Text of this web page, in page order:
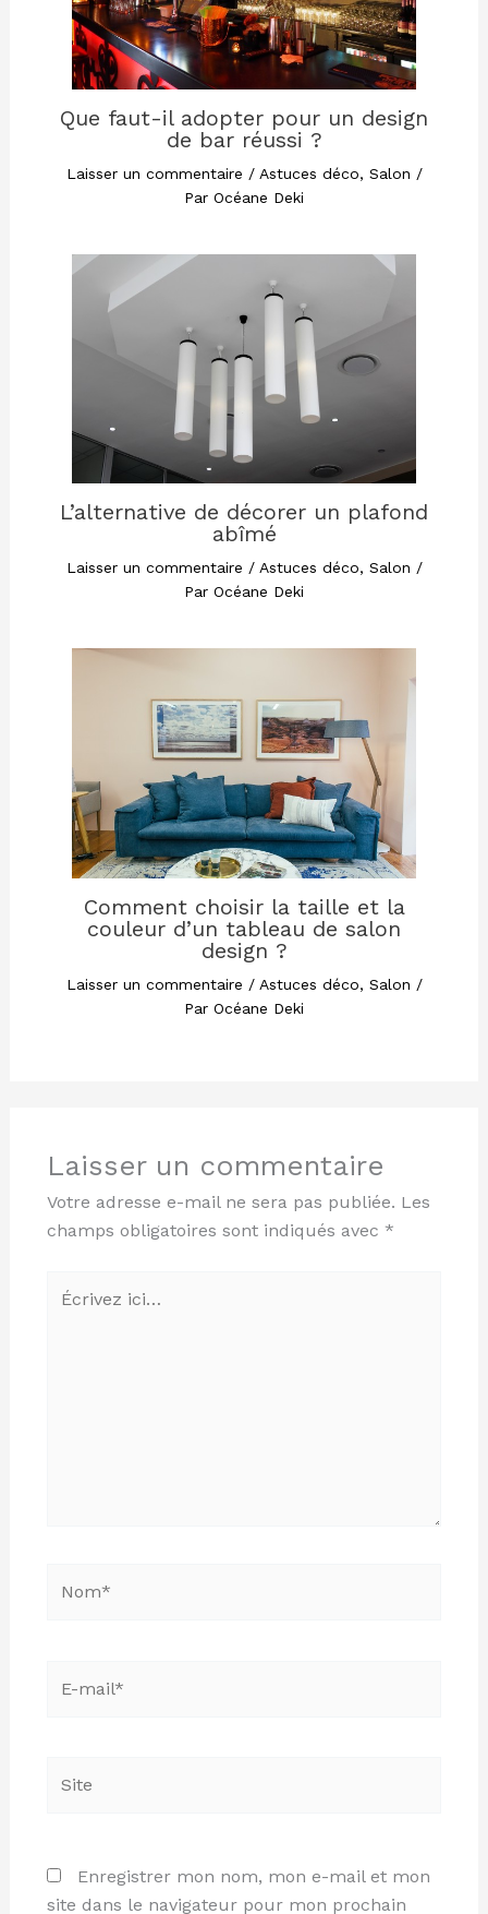
Que faut-il adopter pour un design
de bar réussi ?
Laisser un commentaire / Astuces déco, Salon /
Par Océane Deki
L’alternative de décorer un plafond
abîmé
Laisser un commentaire / Astuces déco, Salon /
Par Océane Deki
Comment choisir la taille et la
couleur d’un tableau de salon
design ?
Laisser un commentaire / Astuces déco, Salon /
Par Océane Deki
Laisser un commentaire
Votre adresse e-mail ne sera pas publiée. Les
champs obligatoires sont indiqués avec *
ici…
mail*
Enregistrer mon nom, mon e-mail et mon
site dans le navigateur pour mon prochain